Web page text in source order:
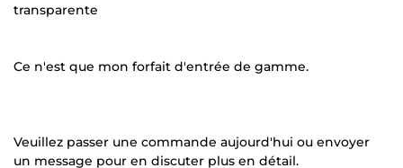
transparente
Ce n'est que mon forfait d'entrée de gamme.
Veuillez passer une commande aujourd'hui ou envoyer
un message pour en discuter plus en détail.